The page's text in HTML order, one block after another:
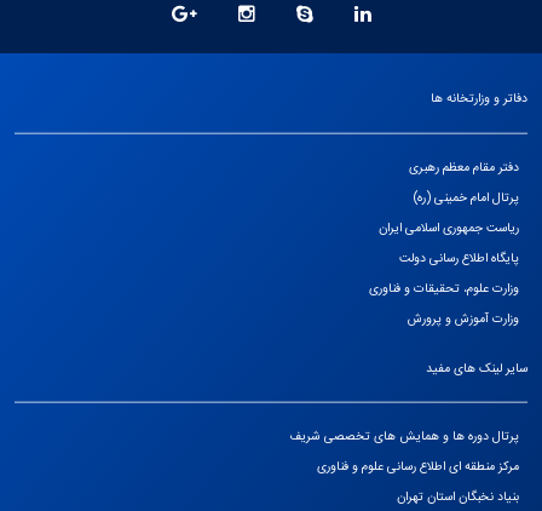
دفاتر و وزارتخانه ها
دفتر مقام معظم رهبری
پرتال امام خمینی (ره)
ریاست جمهوری اسلامی ایران
پایگاه اطلاع رسانی دولت
وزارت علوم، تحقیقات و فناوری
وزارت آموزش و پرورش
سایر لینک های مفید
پرتال دوره ها و همایش های تخصصی شریف
مرکز منطقه ای اطلاع رسانی علوم و فناوری
بنیاد نخبگان استان تهران